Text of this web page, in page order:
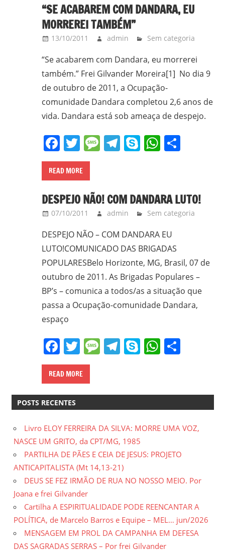
Movimentos
Populares
Campo
Urbanos,
gilvanderufmg@gmail.com
www.gilvander.org.br
www.freigilvander.blogspot.com.br
www.twitter.com/gilvanderluis
facebook:
Gilvander
Moreira
“SE ACABAREM COM DANDARA, EU
MORREREI TAMBÉM”
13/10/2011 admin Sem categoria
“Se acabarem com Dandara, eu morrerei
também.” Frei Gilvander Moreira[1] No dia 9
de outubro de 2011, a Ocupação-
comunidade Dandara completou 2,6 anos de
vida. Dandara está sob ameaça de despejo.
Facebook
Twitter
Message
Telegram
SkypeShare
READ MORE
DESPEJO NÃO! COM DANDARA LUTO!
07/10/2011 admin Sem categoria
DESPEJO NÃO – COM DANDARA EU
LUTO!COMUNICADO DAS BRIGADAS
POPULARESBelo Horizonte, MG, Brasil, 07 de
outubro de 2011. As Brigadas Populares –
BP’s – comunica a todos/as a situação que
passa a Ocupação-comunidade Dandara,
espaço
Facebook
Twitter
Message
Telegram
SkypeShare
READ MORE
POSTS RECENTES
Livro ELOY FERREIRA DA SILVA: MORRE UMA VOZ,
NASCE UM GRITO, da CPT/MG, 1985
PARTILHA DE PÃES E CEIA DE JESUS: PROJETO
ANTICAPITALISTA (Mt 14,13-21)
DEUS SE FEZ IRMÃO DE RUA NO NOSSO MEIO. Por
Joana e frei Gilvander
Cartilha A ESPIRITUALIDADE PODE REENCANTAR A
POLÍTICA, de Marcelo Barros e Equipe – MEL… jun/2026
MENSAGEM EM PROL DA CAMPANHA EM DEFESA
DAS SAGRADAS SERRAS – Por frei Gilvander